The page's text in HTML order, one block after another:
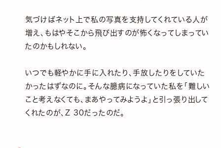
気づけばネット上で私の写真を支持してくれている人が
増え、もはやそこから飛び出すのが怖くなってしまってい
たのかもしれない。
いつでも軽やかに手に入れたり、手放したりをしていた
かったはずなのに。そんな臆病になっていた私を「難しい
こと考えなくても、まあやってみようよ」と引っ張り出して
くれたのが、Z 30だったのだ。